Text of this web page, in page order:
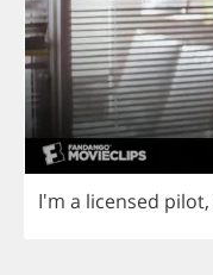
I'm a licensed pilot,